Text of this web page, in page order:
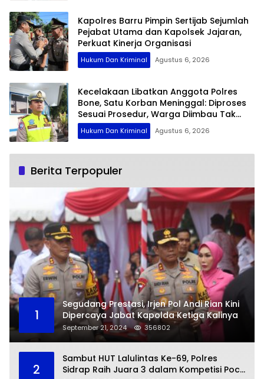
Kapolres Barru Pimpin Sertijab Sejumlah
Pejabat Utama dan Kapolsek Jajaran,
Perkuat Kinerja Organisasi
Hukum Dan Kriminal Agustus 6, 2026
Kecelakaan Libatkan Anggota Polres
Bone, Satu Korban Meninggal: Diproses
Sesuai Prosedur, Warga Diimbau Tak
Berspekulasi
Hukum Dan Kriminal Agustus 6, 2026
Berita Terpopuler
1
Segudang Prestasi, Irjen Pol Andi Rian Kini
Dipercaya Jabat Kapolda Ketiga Kalinya
September 21, 2024 356802
2
Sambut HUT Lalulintas Ke-69, Polres
Sidrap Raih Juara 3 dalam Kompetisi Pocil